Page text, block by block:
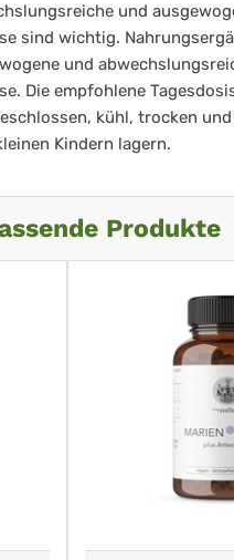
und
sind wichtig.
und
Die empfohlene
kühl, trocken
Kindern lagern.
Produkte